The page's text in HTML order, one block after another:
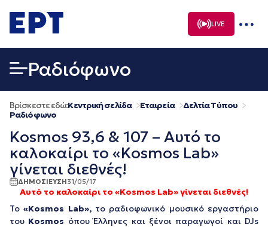
σε
περιεχόμενο
LIVE
Ραδιόφωνο
Βρίσκεστε εδώ:Κεντρική σελίδα Εταιρεία
Δελτία Τύπου
Ραδιόφωνο
Kosmos 93,6 & 107 – Αυτό το
καλοκαίρι το «Kosmos Lab»
γίνεται διεθνές!
ΔΗΜΟΣΙΕΥΣΗ31/05/17
Αυτό το καλοκαίρι το «Kosmos Lab» γίνεται διεθνές!
Το«Kosmos Lab»,το ραδιοφωνικό μουσικό εργαστήριο
του Kosmos όπου Έλληνες και ξένοι παραγωγοί και DJs